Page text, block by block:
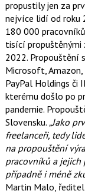
propustily jen za
nejvíce lidí od roku
180 000
tisící propuštěnými
2022. Propouštění
Microsoft,
PayPal Holdings či
kterému došlo po
pandemie.
Slovensku. „Jako
freelanceři, tedy
na propouštění
pracovníků a jejich
případně i méně
Martin Malo,